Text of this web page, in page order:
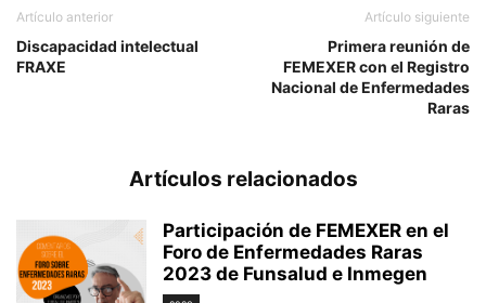
Artículo anterior
Discapacidad intelectual
FRAXE
Artículo siguiente
Primera reunión de
FEMEXER con el Registro
Nacional de Enfermedades
Raras
Artículos relacionados
Participación de FEMEXER en el
Foro de Enfermedades Raras
2023 de Funsalud e Inmegen